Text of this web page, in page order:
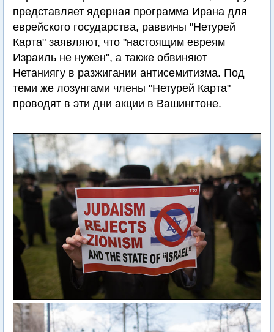
представляет ядерная программа Ирана для
еврейского государства, раввины "Нетурей
Карта" заявляют, что "настоящим евреям
Израиль не нужен", а также обвиняют
Нетаниягу в разжигании антисемитизма. Под
теми же лозунгами члены "Нетурей Карта"
проводят в эти дни акции в Вашингтоне.